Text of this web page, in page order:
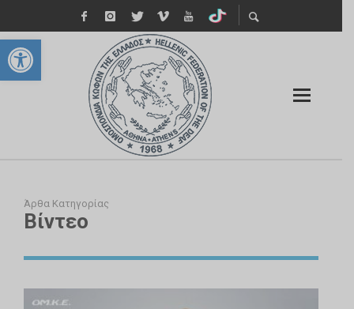
Ανοίξτε τη γραμμή εργαλείων
Άρθα Κατηγορίας
Βίντεο